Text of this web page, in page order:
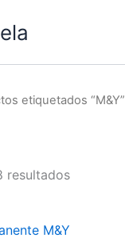
etiquetados “M&Y”
resultados